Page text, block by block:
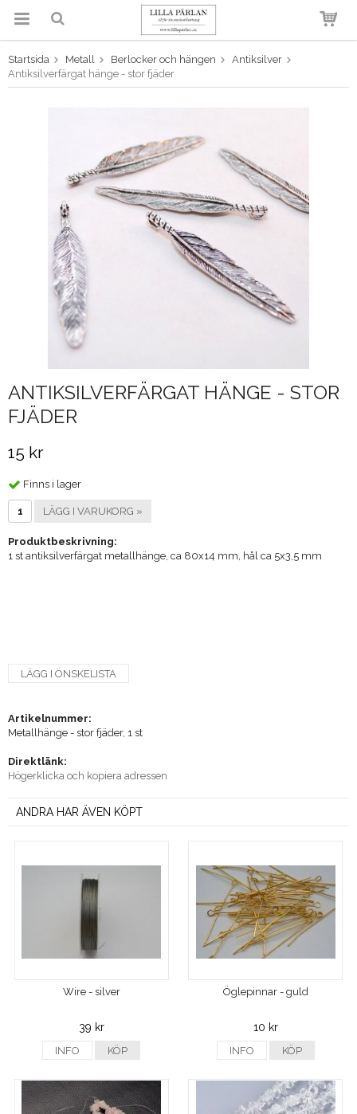
Produkten har blivit tillagd i
varukorgen
Startsida Metall Berlocker och hängen
Antiksilver
Antiksilverfärgat hänge - stor fjäder
ANTIKSILVERFÄRGAT HÄNGE - STOR
FJÄDER
15 kr
Finns i lager
LÄGG I VARUKORG »
Produktbeskrivning:
1 st antiksilverfärgat metallhänge, ca 80x14 mm, hål ca 5x3,5 mm
LÄGG I ÖNSKELISTA
Artikelnummer:
Metallhänge - stor fjäder, 1 st
Direktlänk:
Högerklicka och kopiera adressen
ANDRA HAR ÄVEN KÖPT
Wire - silver
39 kr
INFO KÖP
Öglepinnar - guld
10 kr
INFO KÖP